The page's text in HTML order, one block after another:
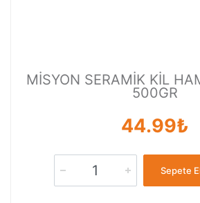
MİSYON SERAMİK KİL
500GR
44.99₺
Sepete